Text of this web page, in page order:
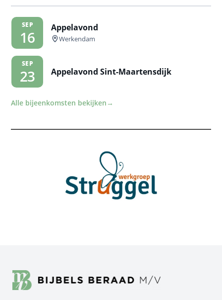
SEP
16
Appelavond
Werkendam
SEP
23 Appelavond Sint-Maartensdijk
Alle bijeenkomsten bekijken →